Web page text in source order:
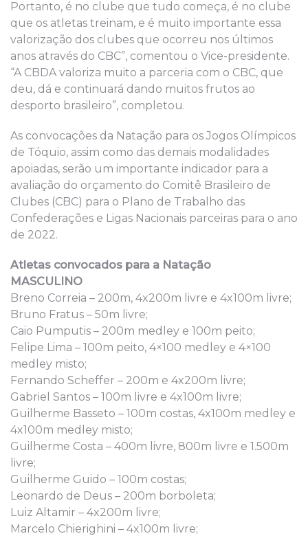
Portanto, é no clube que tudo começa, é no clube
que os atletas treinam, e é muito importante essa
valorização dos clubes que ocorreu nos últimos
anos através do CBC”, comentou o Vice-presidente.
“A CBDA valoriza muito a parceria com o CBC, que
deu, dá e continuará dando muitos frutos ao
desporto brasileiro”, completou.
As convocações da Natação para os Jogos Olímpicos
de Tóquio, assim como das demais modalidades
apoiadas, serão um importante indicador para a
avaliação do orçamento do Comitê Brasileiro de
Clubes (CBC) para o Plano de Trabalho das
Confederações e Ligas Nacionais parceiras para o ano
de 2022.
Atletas convocados para a Natação
MASCULINO
Breno Correia – 200m, 4x200m livre e 4x100m livre;
Bruno Fratus – 50m livre;
Caio Pumputis – 200m medley e 100m peito;
Felipe Lima – 100m peito, 4×100 medley e 4×100
medley misto;
Fernando Scheffer – 200m e 4x200m livre;
Gabriel Santos – 100m livre e 4x100m livre;
Guilherme Basseto – 100m costas, 4x100m medley e
4x100m medley misto;
Guilherme Costa – 400m livre, 800m livre e 1.500m
livre;
Guilherme Guido – 100m costas;
Leonardo de Deus – 200m borboleta;
Luiz Altamir – 4x200m livre;
Marcelo Chierighini – 4x100m livre;